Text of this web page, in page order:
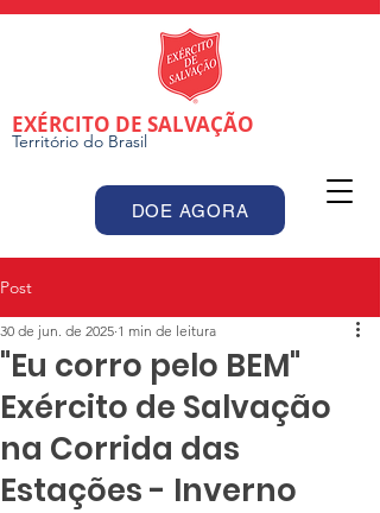
DOE AGORA
EXÉRCITO DE SALVAÇÃO
Território do Brasil
Post
"Eu corro pelo BEM"
Exército de Salvação
na Corrida das
Estações - Inverno
30 de jun. de 2025 1 min de leitura